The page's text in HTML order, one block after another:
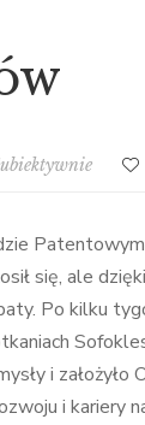
Patentowym
się, ale
Po kilku
i
i kariery